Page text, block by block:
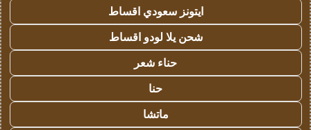
ايتونز سعودي اقساط
شحن يلا لودو اقساط
حناء شعر
حنا
ماتشا